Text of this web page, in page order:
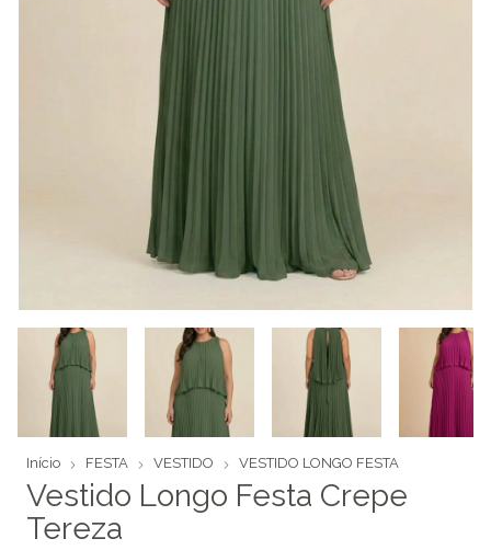
Início FESTA VESTIDO VESTIDO LONGO FESTA
Vestido Longo Festa Crepe
Tereza